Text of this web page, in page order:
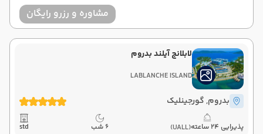
مشاوره و رزرو رایگان
لابلانچ آیلند بدروم
LABLANCHE ISLAND
بدروم, گورجینلیک
پذیرایی 24 ساعته (UALL) 6 شب std